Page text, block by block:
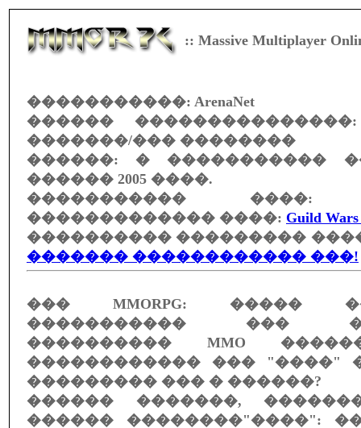
:: Massive Multiplayer
�����������: ArenaNet
������
�������/��� ��������
������: � �����������
������ 2005 ����.
�����������
������������� ����: Guild
���������� ���������
������� ������������ ���!
��� MMORPG: �����
����������� ���
���������� MMO
������������ ��� "����"
��������� ��� � ������?
������ �������,
������ ��������"����":